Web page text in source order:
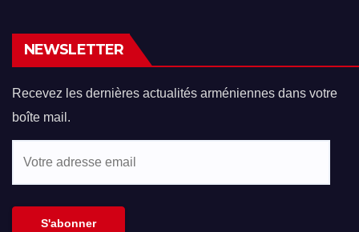
NEWSLETTER
Recevez les dernières actualités arméniennes dans votre
boîte mail.
S'abonner